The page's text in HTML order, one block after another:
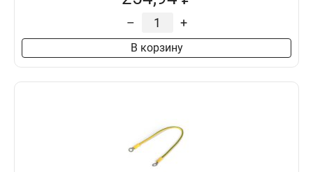
– +
В корзину